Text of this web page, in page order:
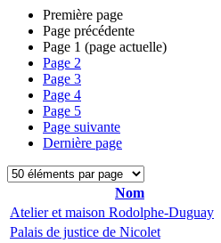
Première page
Page précédente
Page 1 (page actuelle)
Page 2
Page 3
Page 4
Page 5
Page suivante
Dernière page
Nom
Atelier et maison Rodolphe-Duguay
Palais de justice de Nicolet